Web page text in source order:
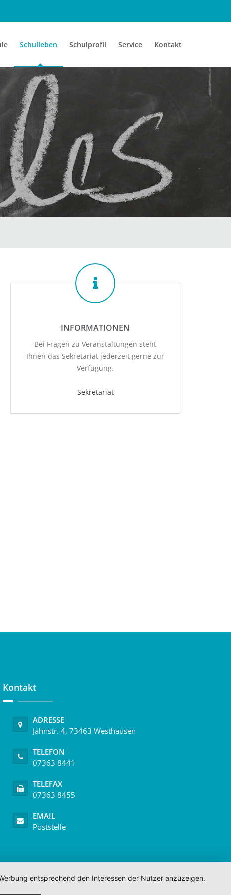
Schulleben Schulprofil Service Kontakt
INFORMATIONEN
Bei Fragen zu Veranstaltungen steht
Ihnen das Sekretariat jederzeit gerne zur
Verfügung.
Sekretariat
Kontakt
ADRESSE
Jahnstr. 4, 73463 Westhausen
TELEFON
07363 8441
TELEFAX
07363 8455
EMAIL
Poststelle
entsprechend den Interessen der Nutzer anzuzeigen.